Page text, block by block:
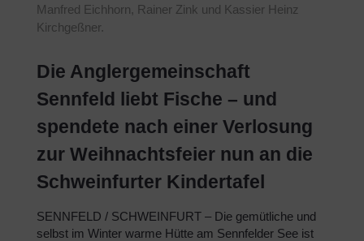
Manfred Eichhorn, Rainer Zink und Kassier Heinz
Kirchgeßner.
Die Anglergemeinschaft
Sennfeld liebt Fische – und
spendete nach einer Verlosung
zur Weihnachtsfeier nun an die
Schweinfurter Kindertafel
SENNFELD / SCHWEINFURT – Die gemütliche und
selbst im Winter warme Hütte am Sennfelder See ist